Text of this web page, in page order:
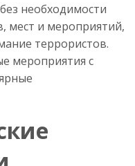
необходимости
мест и мероприятий,
террористов.
мероприятия с